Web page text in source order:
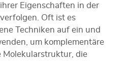
Eigenschaften in der
Oft ist es
Techniken auf ein und
um komplementäre
Molekularstruktur, die